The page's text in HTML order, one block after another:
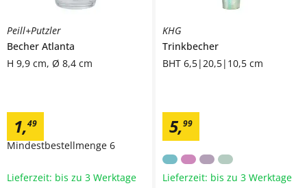
Peill+Putzler
Becher Atlanta
H 9,9 cm, Ø 8,4 cm
1,49
Mindestbestellmenge 6
Lieferzeit: bis zu 3 Werktage
KHG
Trinkbecher
BHT 6,5|20,5|10,5 cm
5,99
Lieferzeit: bis zu 3 Werktage